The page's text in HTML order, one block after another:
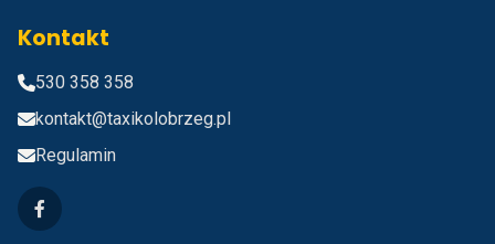
Kontakt
530 358 358
kontakt@taxikolobrzeg.pl
Regulamin